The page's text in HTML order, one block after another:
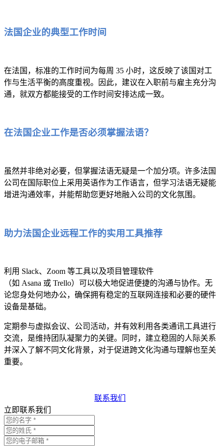
法国企业的典型工作时间
在法国，标准的工作时间为每周 35 小时，这反映了该国对工
作与生活平衡的高度重视。因此，建议在入职前与雇主充分沟
通，就双方都能接受的工作时间安排达成一致。
在法国企业工作是否必须掌握法语？
虽然并非绝对必要，但掌握法语无疑是一个加分项。许多法国
公司在国际职位上采用英语作为工作语言，但学习法语无疑能
增进沟通效率，并能帮助您更好地融入公司的文化氛围。
助力法国企业远程工作的实用工具推荐
利用 Slack、Zoom 等工具以及项目管理软件
（如 Asana 或 Trello）可以极大地促进便捷的沟通与协作。无
论您身处何地办公，确保拥有稳定的互联网连接和必要的硬件
设备是基础。
定期参与虚拟会议、公司活动，并有效利用各类通讯工具进行
交流，是维持团队凝聚力的关键。同时，建立稳固的人际关系
并深入了解不同文化背景，对于促进跨文化沟通与理解也至关
重要。
联系我们
立即联系我们